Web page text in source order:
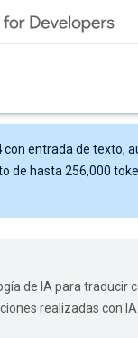
con entrada de texto,
de hasta 256,000
de IA para traducir
realizadas con